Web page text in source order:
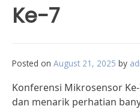
Ke-7
Posted on August 21, 2025 by
Konferensi Mikrosensor
dan menarik perhatian